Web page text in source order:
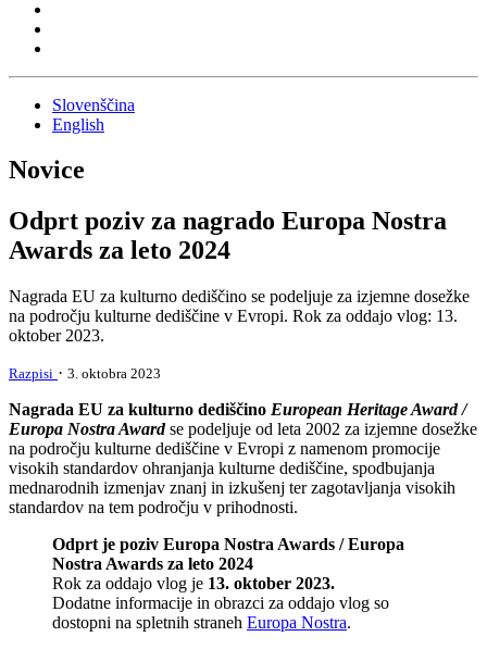
Slovenščina
English
Novice
Odprt poziv za nagrado Europa Nostra
Awards za leto 2024
Nagrada EU za kulturno dediščino se podeljuje za izjemne dosežke
na področju kulturne dediščine v Evropi. Rok za oddajo vlog: 13.
oktober 2023.
Razpisi · 3. oktobra 2023
Nagrada EU za kulturno dediščino European Heritage Award /
Europa Nostra Awardse podeljuje od leta 2002 za izjemne dosežke
na področju kulturne dediščine v Evropi z namenom promocije
visokih standardov ohranjanja kulturne dediščine, spodbujanja
mednarodnih izmenjav znanj in izkušenj ter zagotavljanja visokih
standardov na tem področju v prihodnosti.
Odprt je poziv Europa Nostra Awards / Europa
Nostra Awards za leto 2024
Rok za oddajo vlog je 13. oktober 2023.
Dodatne informacije in obrazci za oddajo vlog so
dostopni na spletnih straneh Europa Nostra.